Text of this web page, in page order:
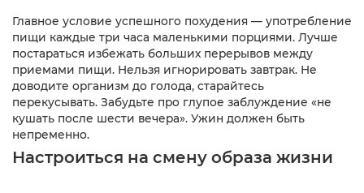
Главное условие успешного похудения — употребление
пищи каждые три часа маленькими порциями. Лучше
постараться избежать больших перерывов между
приемами пищи. Нельзя игнорировать завтрак. Не
доводите организм до голода, старайтесь
перекусывать. Забудьте про глупое заблуждение «не
кушать после шести вечера». Ужин должен быть
непременно.
Настроиться на смену образа жизни